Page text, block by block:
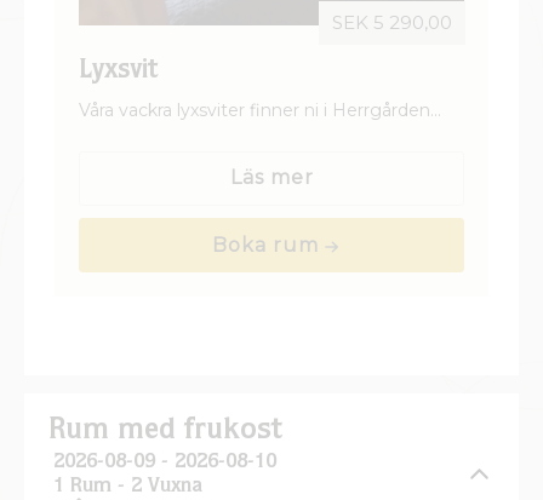
Lyxsvit
Våra vackra lyxsviter finner ni i Herrgården
personligt inredda och har både salong och
sovrum. Badrummet har badkar eller
bubbelbadkar.
Läs mer
SEK 5 290,00
Boka rum
Rum med frukost
2026-08-09 - 2026-08-10
1 Rum - 2 Vuxna